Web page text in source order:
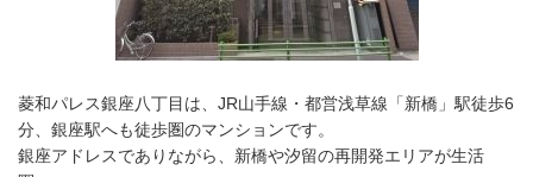
菱和パレス銀座八丁目は、JR山手線・都営浅草線「新橋」駅徒歩6
分、銀座駅へも徒歩圏のマンションです。
銀座アドレスでありながら、新橋や汐留の再開発エリアが生活